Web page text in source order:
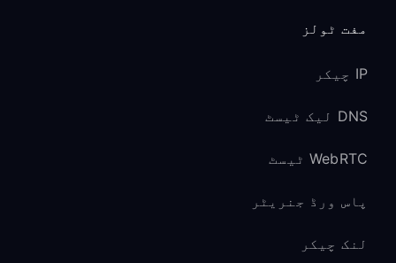
مفت ٹولز
IP چیکر
DNS لیک ٹیسٹ
WebRTC ٹیسٹ
پاس ورڈ جنریٹر
لنک چیکر